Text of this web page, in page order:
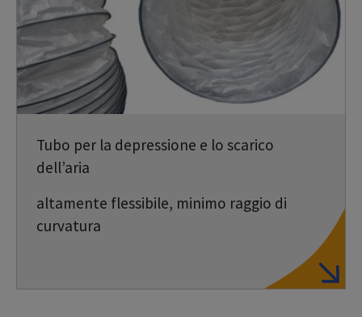
Tubo per la depressione e lo scarico
dell’aria
altamente flessibile, minimo raggio di
curvatura